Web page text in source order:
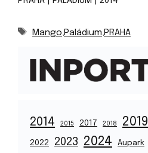
Značky
Mango,Paládium,PRAHA
2014 2015 2017 2018 2019
2022 2023 2024 Aupark